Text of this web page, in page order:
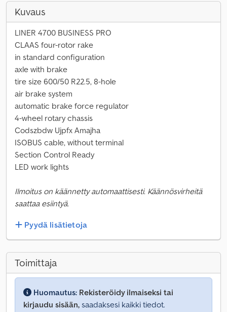
Kuvaus
LINER 4700 BUSINESS PRO
CLAAS four-rotor rake
in standard configuration
axle with brake
tire size 600/50 R22.5, 8-hole
air brake system
automatic brake force regulator
4-wheel rotary chassis
Codszbdw Ujpfx Amajha
ISOBUS cable, without terminal
Section Control Ready
LED work lights
Ilmoitus on käännetty automaattisesti. Käännösvirheitä
saattaa esiintyä.
Pyydä lisätietoja
Toimittaja
Huomautus: Rekisteröidy ilmaiseksi tai
kirjaudu sisään, saadaksesi kaikki tiedot.